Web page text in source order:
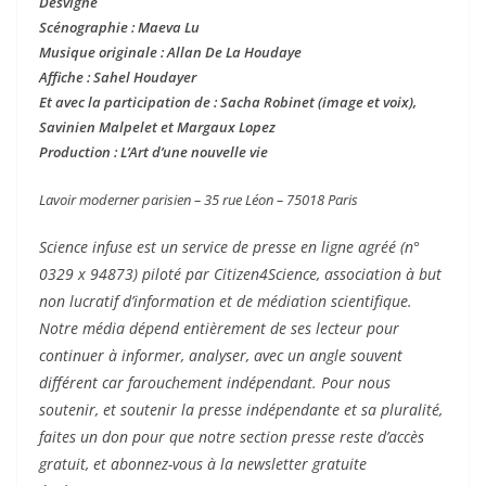
Scénographie : Maeva Lu
Musique originale : Allan De La Houdaye
Affiche : Sahel Houdayer
Et avec la participation de : Sacha Robinet (image et voix),
Savinien Malpelet et Margaux Lopez
Production : L’Art d’une nouvelle vie
Lavoir moderner parisien – 35 rue Léon – 75018 Paris
Science infuse est un service de presse en ligne agréé (n°
0329 x 94873) piloté par Citizen4Science, association à but
non lucratif d’information et de médiation scientifique.
Notre média dépend entièrement de ses lecteur pour
continuer à informer, analyser, avec un angle souvent
différent car farouchement indépendant. Pour nous
soutenir, et soutenir la presse indépendante et sa pluralité,
faites un don pour que notre section presse reste d’accès
gratuit, et abonnez-vous à la newsletter gratuite